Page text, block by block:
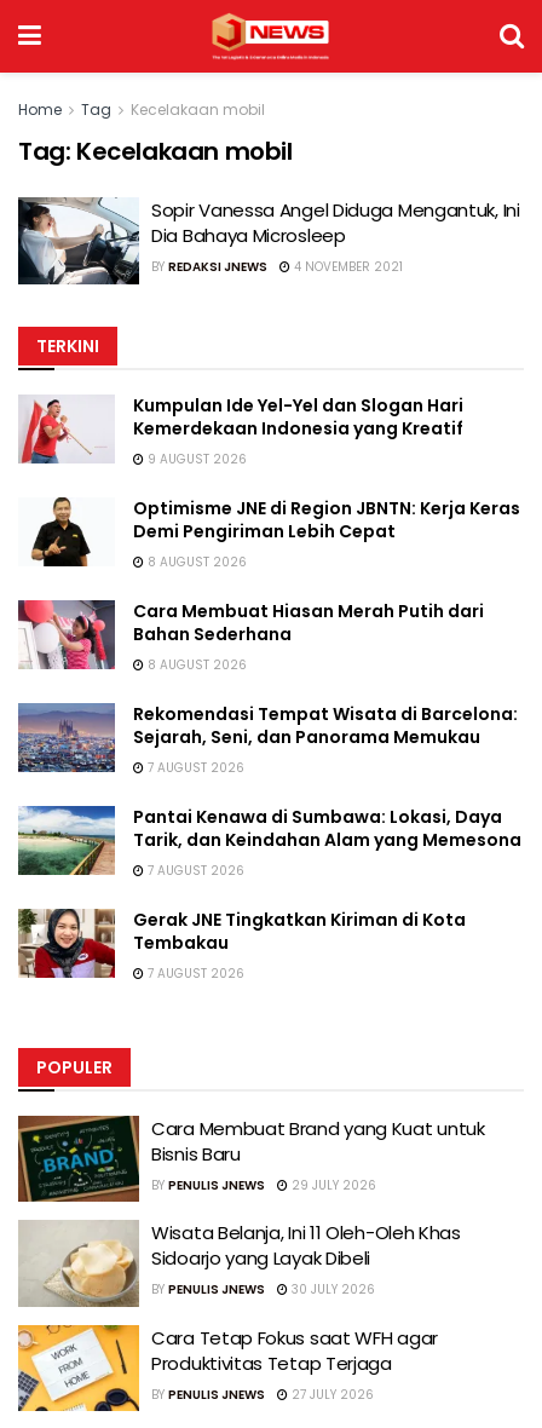
Home Tag Kecelakaan mobil
Tag: Kecelakaan mobil
Sopir Vanessa Angel Diduga Mengantuk, Ini
Dia Bahaya Microsleep
BY REDAKSI JNEWS 4 NOVEMBER 2021
TERKINI
Kumpulan Ide Yel-Yel dan Slogan Hari
Kemerdekaan Indonesia yang Kreatif
9 AUGUST 2026
Optimisme JNE di Region JBNTN: Kerja Keras
Demi Pengiriman Lebih Cepat
8 AUGUST 2026
Cara Membuat Hiasan Merah Putih dari
Bahan Sederhana
8 AUGUST 2026
Rekomendasi Tempat Wisata di Barcelona:
Sejarah, Seni, dan Panorama Memukau
7 AUGUST 2026
Pantai Kenawa di Sumbawa: Lokasi, Daya
Tarik, dan Keindahan Alam yang Memesona
7 AUGUST 2026
Gerak JNE Tingkatkan Kiriman di Kota
Tembakau
7 AUGUST 2026
POPULER
Cara Membuat Brand yang Kuat untuk
Bisnis Baru
BY PENULIS JNEWS 29 JULY 2026
Wisata Belanja, Ini 11 Oleh-Oleh Khas
Sidoarjo yang Layak Dibeli
BY PENULIS JNEWS 30 JULY 2026
Cara Tetap Fokus saat WFH agar
Produktivitas Tetap Terjaga
BY PENULIS JNEWS 27 JULY 2026